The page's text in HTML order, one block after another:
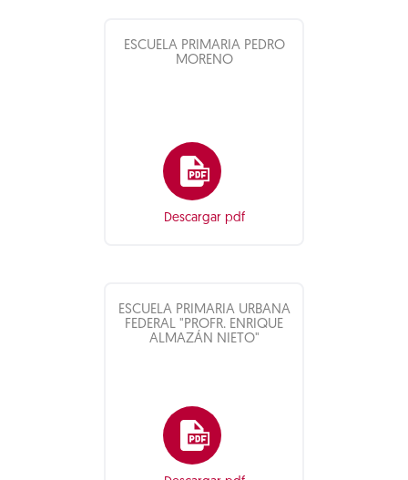
ESCUELA PRIMARIA PEDRO
MORENO
Descargar pdf
ESCUELA PRIMARIA URBANA
FEDERAL "PROFR. ENRIQUE
ALMAZÁN NIETO"